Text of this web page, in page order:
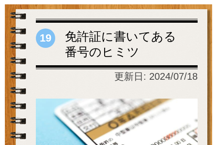
19
免許証に書いてある
番号のヒミツ
更新日: 2024/07/18